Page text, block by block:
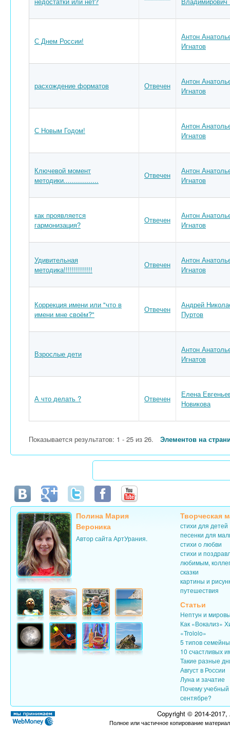
С Днем России!
Антон
Игнатов
расхождение форматов Отвечен
Антон
Игнатов
С Новым Годом!
Антон
Игнатов
Ключевой момент
методики.................
Отвечен
Антон
Игнатов
как проявляется
гармонизация?
Отвечен
Антон
Игнатов
Удивительная
методика!!!!!!!!!!!!!!
Отвечен
Антон
Игнатов
Коррекция имени или "что в
имени мне своём?"
Отвечен
Андрей
Пуртов
Взрослые дети
Антон
Игнатов
А что делать ? Отвечен
Елена
Новикова
Показывается результатов: 1 - 25 из 26. Элементов на
Полина Мария
Вероника
Автор сайта АртУрания.
Творческая
стихи для детей
песенки для
стихи о любви
стихи и
любимым,
сказки
картины и
путешествия
Статьи
Нептун и
Как «Вокализ»
«Trololo»
5 типов
10 счастливых
Такие разные
Август в России
Луна и зачатие
Почему учебный
сентябре?
Copyright © 2014-
Полное или частичное копирование